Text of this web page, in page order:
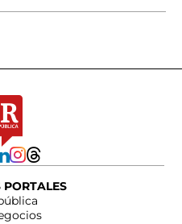
PORTALES